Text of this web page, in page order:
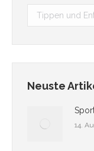
Search:
Neuste
14.